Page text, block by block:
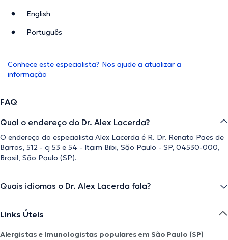
English
Português
Conhece este especialista? Nos ajude a atualizar a
informação
FAQ
Qual o endereço do Dr. Alex Lacerda?
O endereço do especialista Alex Lacerda é R. Dr. Renato Paes de
Barros, 512 - cj 53 e 54 - Itaim Bibi, São Paulo - SP, 04530-000,
Brasil, São Paulo (SP).
Quais idiomas o Dr. Alex Lacerda fala?
Links Úteis
Alergistas e Imunologistas populares em São Paulo (SP)